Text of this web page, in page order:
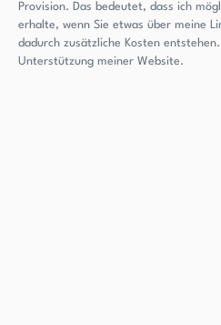
Provision. Das bedeutet, dass ich
erhalte, wenn Sie etwas über meine
dadurch zusätzliche Kosten
Unterstützung meiner Website.